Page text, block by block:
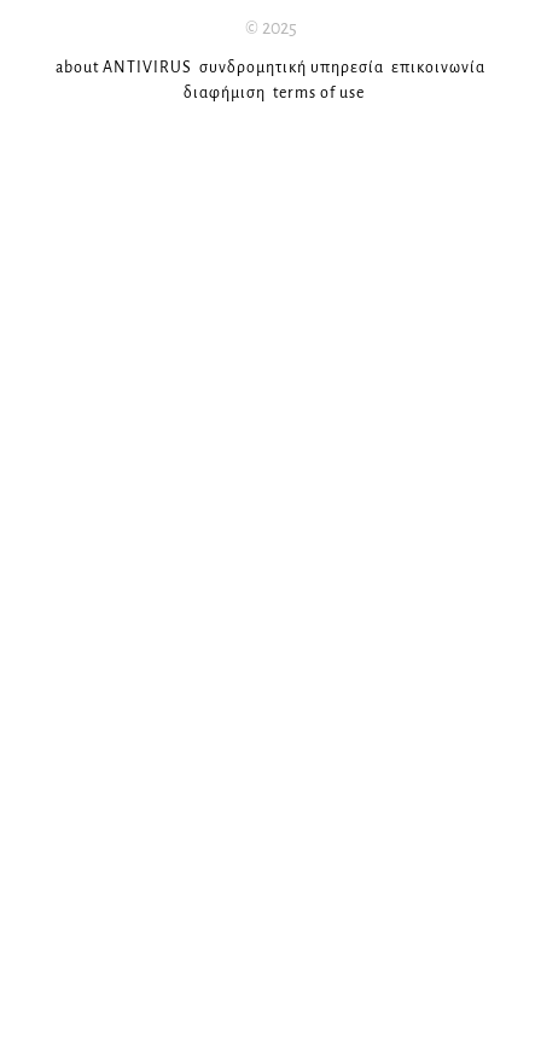
© 2025
about ANTIVIRUS συνδρομητική υπηρεσία επικοινωνία
διαφήμιση terms of use